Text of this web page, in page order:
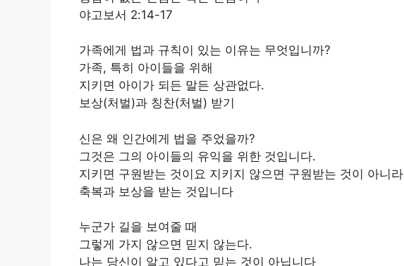
야고보서 2:14-17
가족에게 법과 규칙이 있는 이유는 무엇입니까?
가족, 특히 아이들을 위해
지키면 아이가 되든 말든 상관없다.
보상(처벌)과 칭찬(처벌) 받기
신은 왜 인간에게 법을 주었을까?
그것은 그의 아이들의 유익을 위한 것입니다.
지키면 구원받는 것이요 지키지 않으면 구원받는 것이 아니라
축복과 보상을 받는 것입니다
누군가 길을 보여줄 때
그렇게 가지 않으면 믿지 않는다.
나는 당신이 알고 있다고 믿는 것이 아닙니다